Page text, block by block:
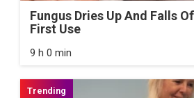
Fungus Dries Up And Falls
First Use
9 h 0 min